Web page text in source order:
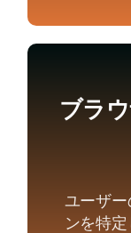
ブラ
ユーザ
ンを特